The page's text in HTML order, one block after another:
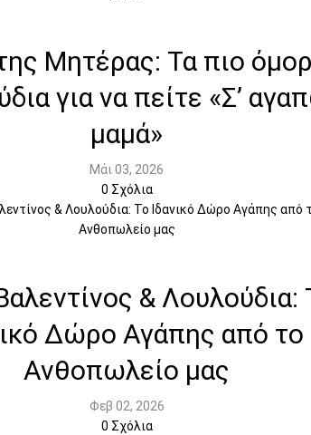
Μητέρας: Τα πιο
για να πείτε «Σ’
μαμά»
Μάι 03, 2026
0 Σχόλια
& Λουλούδια:
Δώρο Αγάπης από το
Ανθοπωλείο μας
Φεβ 02, 2026
0 Σχόλια